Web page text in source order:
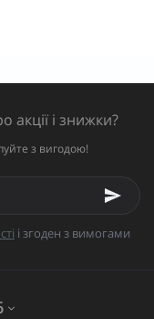
акції і знижки?
з вигодою!
і згоден з вимогами